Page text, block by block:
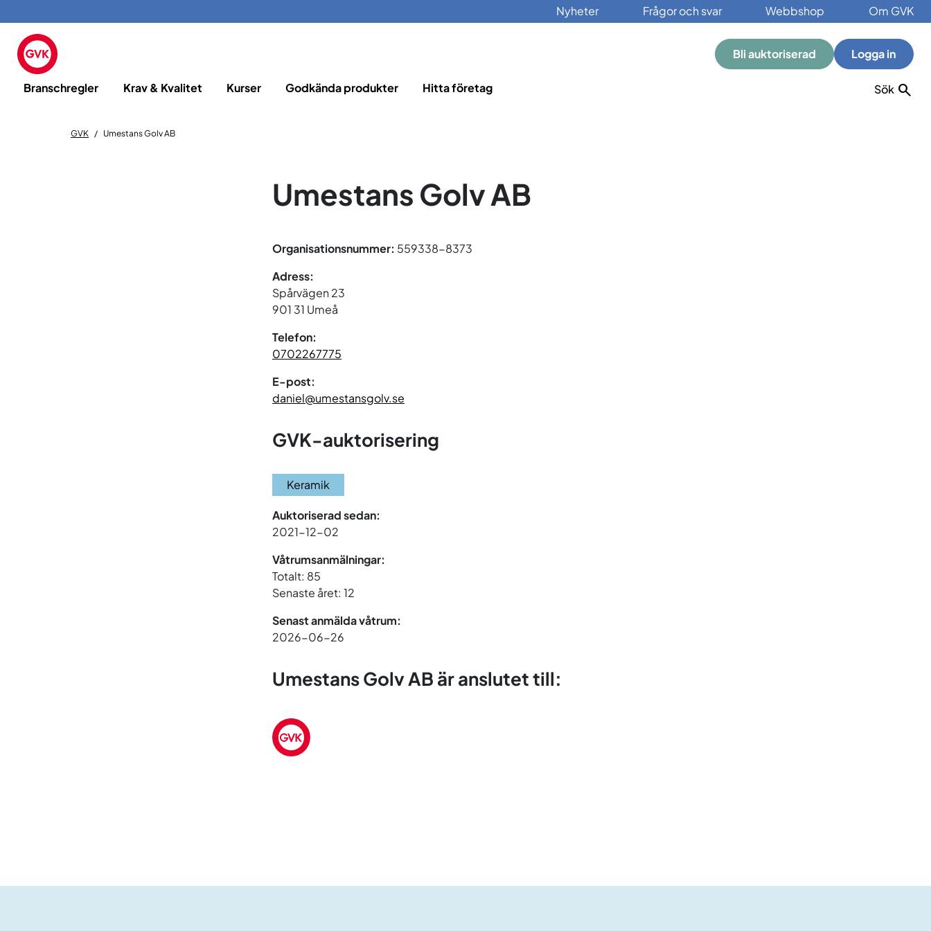
Nyheter Frågor och svar Webbshop Om GVK
Branschregler Krav & Kvalitet Kurser Godkända produkter Hitta företag
Bli auktoriserad Logga in
Sök
GVK Umestans Golv AB
Umestans Golv AB
Organisationsnummer: 559338-8373
Adress:
Spårvägen 23
901 31 Umeå
Telefon:
0702267775
E-post:
daniel@umestansgolv.se
GVK-auktorisering
Keramik
Auktoriserad sedan:
2021-12-02
Våtrumsanmälningar:
Totalt: 85
Senaste året: 12
Senast anmälda våtrum:
2026-06-26
Umestans Golv AB är anslutet till: